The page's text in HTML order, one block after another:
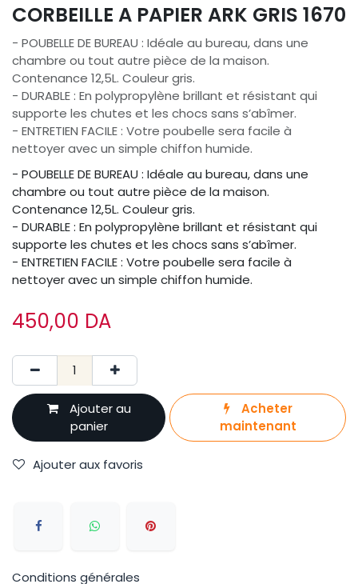
CORBEILLE A PAPIER ARK GRIS 1670
- POUBELLE DE BUREAU : Idéale au bureau, dans une
chambre ou tout autre pièce de la maison.
Contenance 12,5L. Couleur gris.
- DURABLE : En polypropylène brillant et résistant qui
supporte les chutes et les chocs sans s’abîmer.
- ENTRETIEN FACILE : Votre poubelle sera facile à
nettoyer avec un simple chiffon humide.
- POUBELLE DE BUREAU : Idéale au bureau, dans une
chambre ou tout autre pièce de la maison.
Contenance 12,5L. Couleur gris.
- DURABLE : En polypropylène brillant et résistant qui
supporte les chutes et les chocs sans s’abîmer.
- ENTRETIEN FACILE : Votre poubelle sera facile à
nettoyer avec un simple chiffon humide.
450,00 DA
Ajouter au
panier
Acheter
maintenant
Ajouter aux favoris
Conditions générales